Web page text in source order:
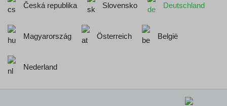
Česká republika Slovensko Deutschland
Magyarország Österreich België
Nederland